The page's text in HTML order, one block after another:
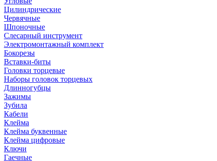
Цилиндрические
Червячные
Шпоночные
Слесарный инструмент
Электромонтажный комплект
Бокорезы
Вставки-биты
Головки торцевые
Наборы головок торцевых
Длинногубцы
Зажимы
Зубила
Кабели
Клейма
Клейма буквенные
Клейма цифровые
Ключи
Гаечные